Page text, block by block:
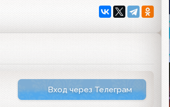
Вход через Телеграм